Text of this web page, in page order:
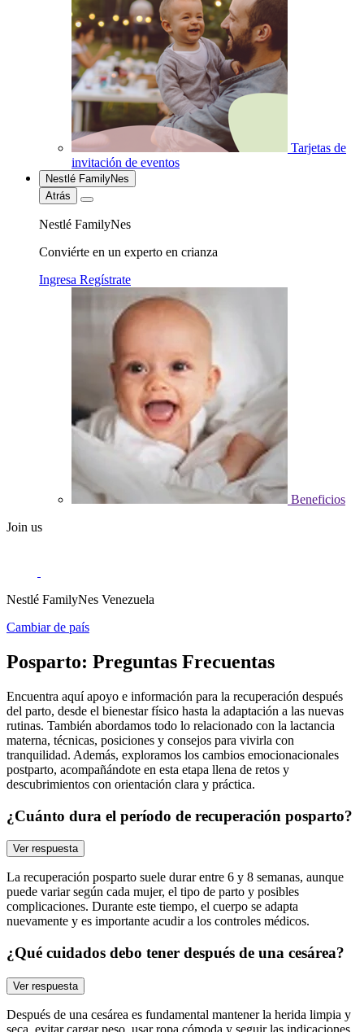
Tarjetas de
invitación de eventos
Nestlé FamilyNes
Atrás
Nestlé FamilyNes
Conviérte en un experto en crianza
Ingresa Regístrate
Beneficios
Join us
Nestlé FamilyNes Venezuela
Cambiar de país
Posparto: Preguntas Frecuentas
Encuentra aquí apoyo e información para la recuperación después
del parto, desde el bienestar físico hasta la adaptación a las nuevas
rutinas. También abordamos todo lo relacionado con la lactancia
materna, técnicas, posiciones y consejos para vivirla con
tranquilidad. Además, exploramos los cambios emocionacionales
postparto, acompañándote en esta etapa llena de retos y
descubrimientos con orientación clara y práctica.
¿Cuánto dura el período de recuperación posparto?
Ver respuesta
La recuperación posparto suele durar entre 6 y 8 semanas, aunque
puede variar según cada mujer, el tipo de parto y posibles
complicaciones. Durante este tiempo, el cuerpo se adapta
nuevamente y es importante acudir a los controles médicos.
¿Qué cuidados debo tener después de una cesárea?
Ver respuesta
Después de una cesárea es fundamental mantener la herida limpia y
seca, evitar cargar peso, usar ropa cómoda y seguir las indicaciones